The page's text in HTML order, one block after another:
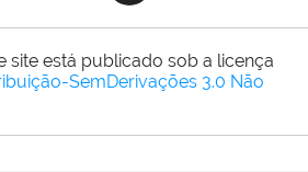
site está publicado sob a licença
SemDerivações 3.0 Não